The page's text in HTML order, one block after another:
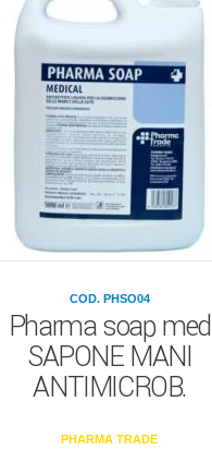
COD. PHSO04
Pharma soap med
SAPONE MANI
ANTIMICROB.
PHARMA TRADE